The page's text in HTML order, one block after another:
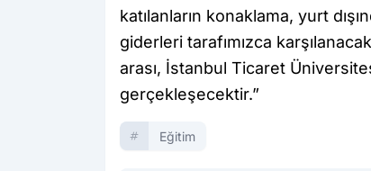
katılanların konaklama, yurt
giderleri tarafımızca
arası, İstanbul Ticaret
gerçekleşecektir.”
Eğitim